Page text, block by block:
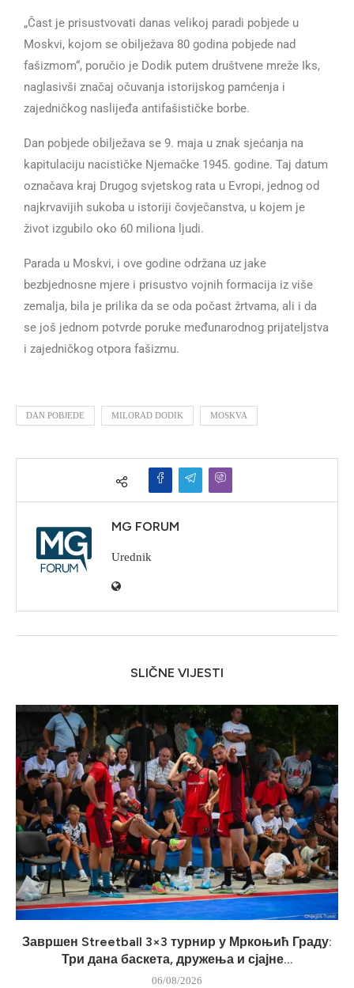
„Čast je prisustvovati danas velikoj paradi pobjede u
Moskvi, kojom se obilježava 80 godina pobjede nad
fašizmom“, poručio je Dodik putem društvene mreže Iks,
naglasivši značaj očuvanja istorijskog pamćenja i
zajedničkog naslijeđa antifašističke borbe.
Dan pobjede obilježava se 9. maja u znak sjećanja na
kapitulaciju nacističke Njemačke 1945. godine. Taj datum
označava kraj Drugog svjetskog rata u Evropi, jednog od
najkrvavijih sukoba u istoriji čovječanstva, u kojem je
život izgubilo oko 60 miliona ljudi.
Parada u Moskvi, i ove godine održana uz jake
bezbjednosne mjere i prisustvo vojnih formacija iz više
zemalja, bila je prilika da se oda počast žrtvama, ali i da
se još jednom potvrde poruke međunarodnog prijateljstva
i zajedničkog otpora fašizmu.
DAN POBJEDE MILORAD DODIK MOSKVA
MG FORUM
Urednik
SLIČNE VIJESTI
Завршен Streetball 3×3 турнир у Мркоњић Граду:
Три дана баскета, дружења и сјајне...
06/08/2026